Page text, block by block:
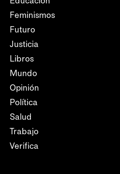
Feminismos
Futuro
Justicia
Libros
Mundo
Opinión
Política
Salud
Trabajo
Verifica